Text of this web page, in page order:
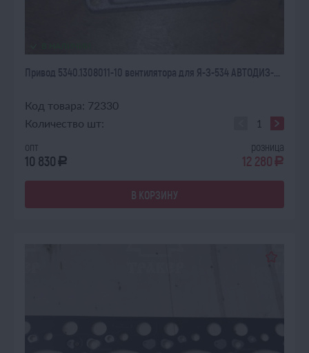
Привод 5340.1308011-10 вентилятора для Я-З-534 АВТОДИЗ-...
Код товара: 72330
Количество шт:
опт
10 830 a
розница
12 280 a
В КОРЗИНУ